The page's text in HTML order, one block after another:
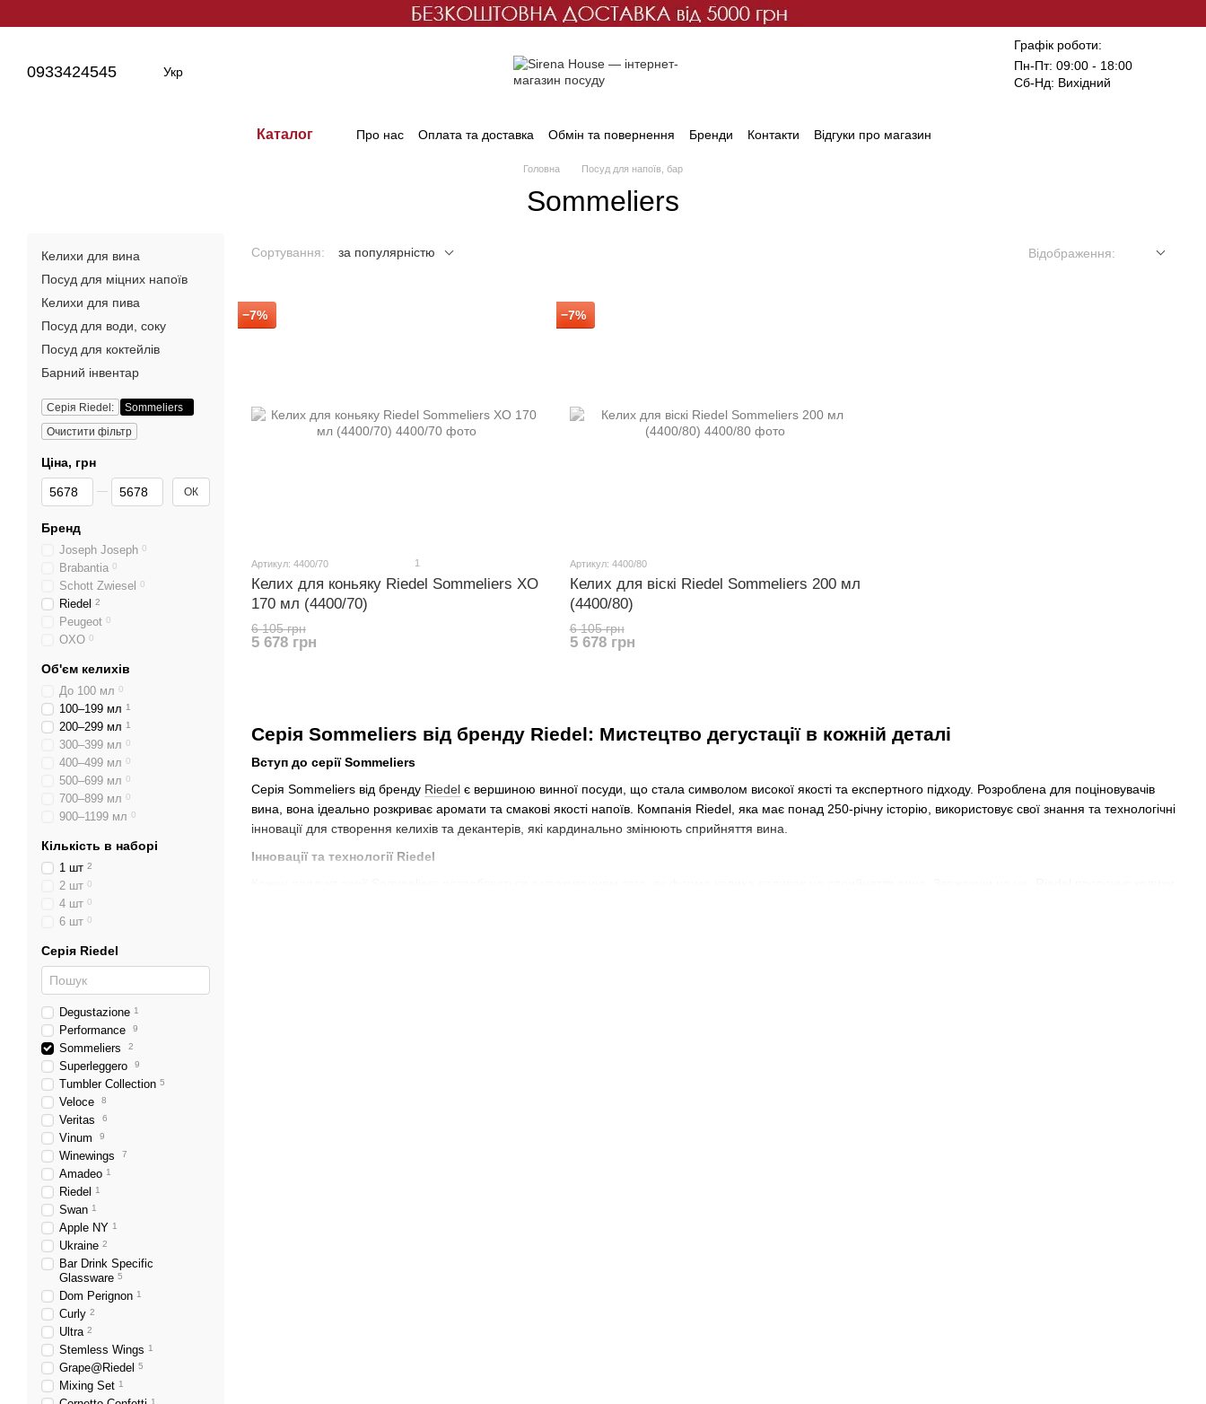
0933424545 Укр
Графік роботи:
Пн-Пт: 09:00 - 18:00
Сб-Нд: Вихідний
Каталог Про нас Оплата та доставка Обмін та повернення Бренди Контакти Відгуки про магазин
Головна Посуд для напоїв, бар
Sommeliers
Сортування: за популярністю Відображення:
Серія Sommeliers від бренду Riedel: Мистецтво дегустації в кожній деталі
Вступ до серії Sommeliers
Серія Sommeliers від бренду Riedel є вершиною винної посуди, що стала символом високої якості та експертного підходу. Розроблена для поціновувачів
вина, вона ідеально розкриває аромати та смакові якості напоїв. Компанія Riedel, яка має понад 250-річну історію, використовує свої знання та технологічні
інновації для створення келихів та декантерів, які кардинально змінюють сприйняття вина.
Інновації та технології Riedel
−7%
Артикул: 4400/70 1
Келих для коньяку Riedel Sommeliers XO
170 мл (4400/70)
6 105 грн
5 678 грн
−7%
Артикул: 4400/80
Келих для віскі Riedel Sommeliers 200 мл
(4400/80)
6 105 грн
5 678 грн
Келихи для вина
Посуд для міцних напоїв
Келихи для пива
Посуд для води, соку
Посуд для коктейлів
Барний інвентар
Серія Riedel:
Sommeliers
Очистити фільтр
Ціна, грн
Від Ціна, грн
До Ціна, грн ОК
Бренд
Joseph Joseph 0
Brabantia 0
Schott Zwiesel 0
Riedel 2
Peugeot 0
OXO 0
Об'єм келихів
До 100 мл 0
100–199 мл 1
200–299 мл 1
300–399 мл 0
400–499 мл 0
500–699 мл 0
700–899 мл 0
900–1199 мл 0
Кількість в наборі
1 шт 2
2 шт 0
4 шт 0
6 шт 0
Серія Riedel
Degustazione 1
Performance 9
Sommeliers 2
Superleggero 9
Tumbler Collection 5
Veloce 8
Veritas 6
Vinum 9
Winewings 7
Amadeo 1
Riedel 1
Swan 1
Apple NY 1
Ukraine 2
Bar Drink Specific
Glassware 5
Dom Perignon 1
Curly 2
Ultra 2
Stemless Wings 1
Grape@Riedel 5
Mixing Set 1
1